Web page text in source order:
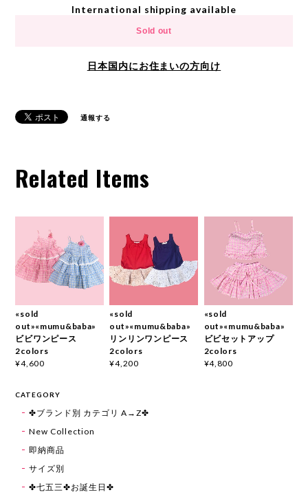
International shipping available
Sold out
日本国内にお住まいの方向け
通報する
Related Items
«sold
out»«mumu&baba»
ビビワンピース
2colors
¥4,600
«sold
out»«mumu&baba»
リンリンワンピース
2colors
¥4,200
«sold
out»«mumu&baba»
ビビセットアップ
2colors
¥4,800
CATEGORY
✤ブランド別 カテゴリ A→Z✤
New Collection
即納商品
サイズ別
✤七五三✤お誕生日✤